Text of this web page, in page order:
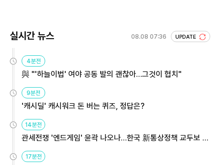
실시간 뉴스 08.08 07:36 UPDATE
4분전
與 "'하늘이법' 여야 공동 발의 괜찮아…그것이 협치"
9분전
'캐시딜' 캐시워크 돈 버는 퀴즈, 정답은?
14분전
관세전쟁 '엔드게임' 윤곽 나오나…한국 新통상정책 교두보 활
17분전